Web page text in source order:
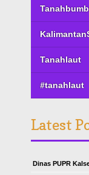
Tanahlaut
#tanahlaut
Latest
Dinas PUPR